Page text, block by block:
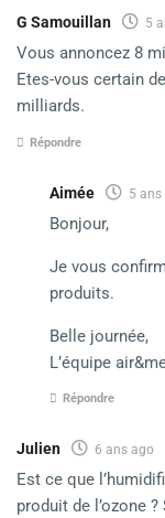
G Samouillan 5
Vous annoncez 8
Etes-vous certain
milliards.
Répondre
Aimée 5 ans
Bonjour,
Je vous
produits.
Belle journée,
L’équipe
Répondre
Julien 6 ans ago
Est ce que
produit de l’ozone